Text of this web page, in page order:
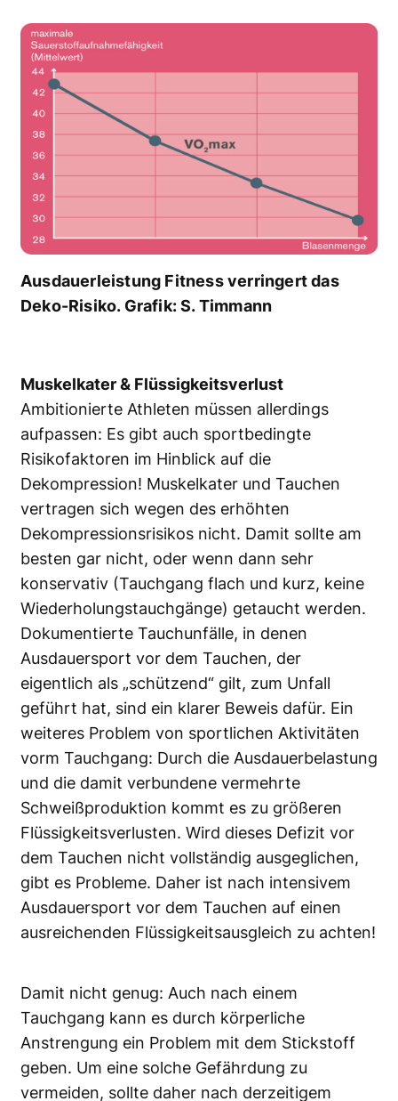
Ausdauerleistung Fitness verringert das
Deko-Risiko. Grafik: S. Timmann
Muskelkater & Flüssigkeitsverlust
Ambitionierte Athleten müssen allerdings
aufpassen: Es gibt auch sportbedingte
Risikofaktoren im Hinblick auf die
Dekompression! Muskelkater und Tauchen
vertragen sich wegen des erhöhten
Dekompressionsrisikos nicht. Damit sollte am
besten gar nicht, oder wenn dann sehr
konservativ (Tauchgang flach und kurz, keine
Wiederholungstauchgänge) getaucht werden.
Dokumentierte Tauchunfälle, in denen
Ausdauersport vor dem Tauchen, der
eigentlich als „schützend“ gilt, zum Unfall
geführt hat, sind ein klarer Beweis dafür. Ein
weiteres Problem von sportlichen Aktivitäten
vorm Tauchgang: Durch die Ausdauerbelastung
und die damit verbundene vermehrte
Schweißproduktion kommt es zu größeren
Flüssigkeitsverlusten. Wird dieses Defizit vor
dem Tauchen nicht vollständig ausgeglichen,
gibt es Probleme. Daher ist nach intensivem
Ausdauersport vor dem Tauchen auf einen
ausreichenden Flüssigkeitsausgleich zu achten!
Damit nicht genug: Auch nach einem
Tauchgang kann es durch körperliche
Anstrengung ein Problem mit dem Stickstoff
geben. Um eine solche Gefährdung zu
vermeiden, sollte daher nach derzeitigem